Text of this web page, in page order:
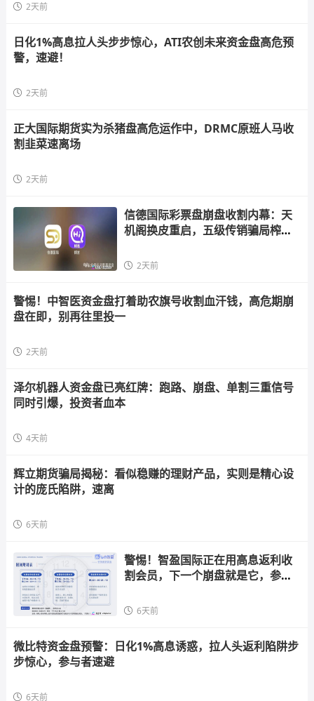
2天前
日化1%高息拉人头步步惊心，ATI农创未来资金盘高危预
警，速避！
2天前
正大国际期货实为杀猪盘高危运作中，DRMC原班人马收
割韭菜速离场
2天前
信德国际彩票盘崩盘收割内幕：天
机阁换皮重启，五级传销骗局榨干
2天前
警惕！中智医资金盘打着助农旗号收割血汗钱，高危期崩
盘在即，别再往里投一
2天前
泽尔机器人资金盘已亮红牌：跑路、崩盘、单割三重信号
同时引爆，投资者血本
4天前
辉立期货骗局揭秘：看似稳赚的理财产品，实则是精心设
计的庞氏陷阱，速离
6天前
警惕！智盈国际正在用高息返利收
割会员，下一个崩盘就是它，参与
6天前
微比特资金盘预警：日化1%高息诱惑，拉人头返利陷阱步
步惊心，参与者速避
6天前